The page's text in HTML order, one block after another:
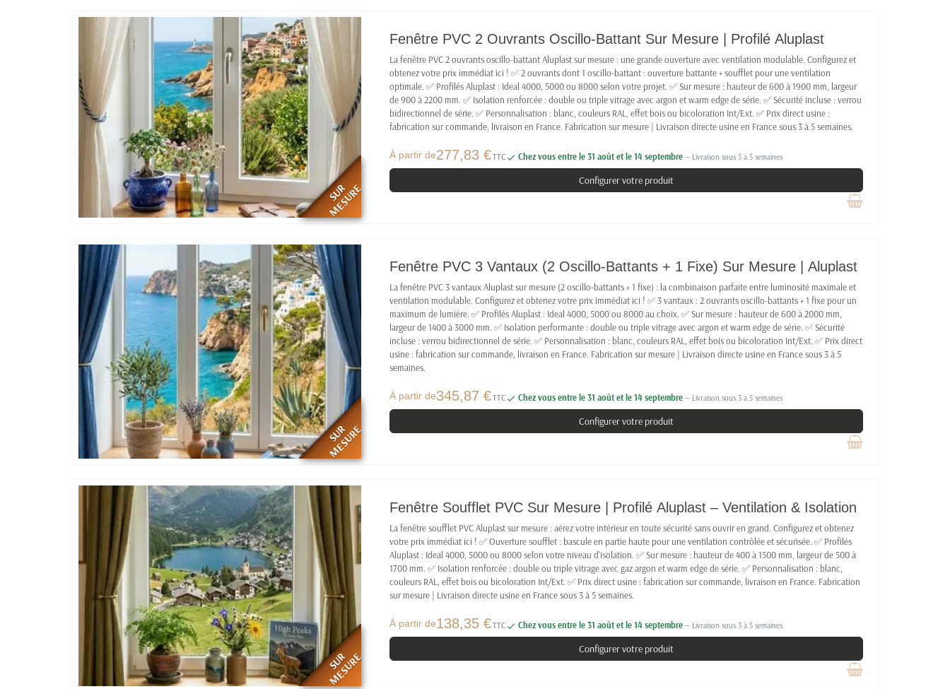
SUR
MESURE
Fenêtre PVC 2 Ouvrants Oscillo-Battant Sur Mesure | Profilé Aluplast
La fenêtre PVC 2 ouvrants oscillo-battant Aluplast sur mesure : une grande ouverture avec ventilation modulable. Configurez et
obtenez votre prix immédiat ici ! ✅ 2 ouvrants dont 1 oscillo-battant : ouverture battante + soufflet pour une ventilation
optimale. ✅ Profilés Aluplast : Ideal 4000, 5000 ou 8000 selon votre projet. ✅ Sur mesure : hauteur de 600 à 1900 mm, largeur
de 900 à 2200 mm. ✅ Isolation renforcée : double ou triple vitrage avec argon et warm edge de série. ✅ Sécurité incluse : verrou
bidirectionnel de série. ✅ Personnalisation : blanc, couleurs RAL, effet bois ou bicoloration Int/Ext. ✅ Prix direct usine :
fabrication sur commande, livraison en France. Fabrication sur mesure | Livraison directe usine en France sous 3 à 5 semaines.
À partir de277,83 €TTC Chez vous entre le 31 août et le 14 septembre — Livraison sous 3 à 5 semaines
Configurer votre produit
SUR
MESURE
Fenêtre PVC 3 Vantaux (2 Oscillo-Battants + 1 Fixe) Sur Mesure | Aluplast
La fenêtre PVC 3 vantaux Aluplast sur mesure (2 oscillo-battants + 1 fixe) : la combinaison parfaite entre luminosité maximale et
ventilation modulable. Configurez et obtenez votre prix immédiat ici ! ✅ 3 vantaux : 2 ouvrants oscillo-battants + 1 fixe pour un
maximum de lumière. ✅ Profilés Aluplast : Ideal 4000, 5000 ou 8000 au choix. ✅ Sur mesure : hauteur de 600 à 2000 mm,
largeur de 1400 à 3000 mm. ✅ Isolation performante : double ou triple vitrage avec argon et warm edge de série. ✅ Sécurité
incluse : verrou bidirectionnel de série. ✅ Personnalisation : blanc, couleurs RAL, effet bois ou bicoloration Int/Ext. ✅ Prix direct
usine : fabrication sur commande, livraison en France. Fabrication sur mesure | Livraison directe usine en France sous 3 à 5
semaines.
À partir de345,87 €TTC Chez vous entre le 31 août et le 14 septembre — Livraison sous 3 à 5 semaines
Configurer votre produit
SUR
MESURE
Fenêtre Soufflet PVC Sur Mesure | Profilé Aluplast – Ventilation & Isolation
La fenêtre soufflet PVC Aluplast sur mesure : aérez votre intérieur en toute sécurité sans ouvrir en grand. Configurez et obtenez
votre prix immédiat ici ! ✅ Ouverture soufflet : bascule en partie haute pour une ventilation contrôlée et sécurisée. ✅ Profilés
Aluplast : Ideal 4000, 5000 ou 8000 selon votre niveau d'isolation. ✅ Sur mesure : hauteur de 400 à 1500 mm, largeur de 500 à
1700 mm. ✅ Isolation renforcée : double ou triple vitrage avec gaz argon et warm edge de série. ✅ Personnalisation : blanc,
couleurs RAL, effet bois ou bicoloration Int/Ext. ✅ Prix direct usine : fabrication sur commande, livraison en France. Fabrication
sur mesure | Livraison directe usine en France sous 3 à 5 semaines.
À partir de138,35 €TTC Chez vous entre le 31 août et le 14 septembre — Livraison sous 3 à 5 semaines
Configurer votre produit